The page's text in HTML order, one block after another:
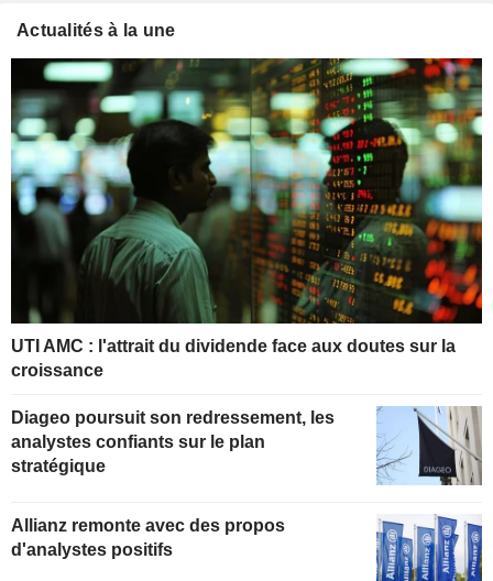
Actualités à la une
UTI AMC : l'attrait du dividende face aux doutes sur la
croissance
Diageo poursuit son redressement, les
analystes confiants sur le plan
stratégique
Allianz remonte avec des propos
d'analystes positifs